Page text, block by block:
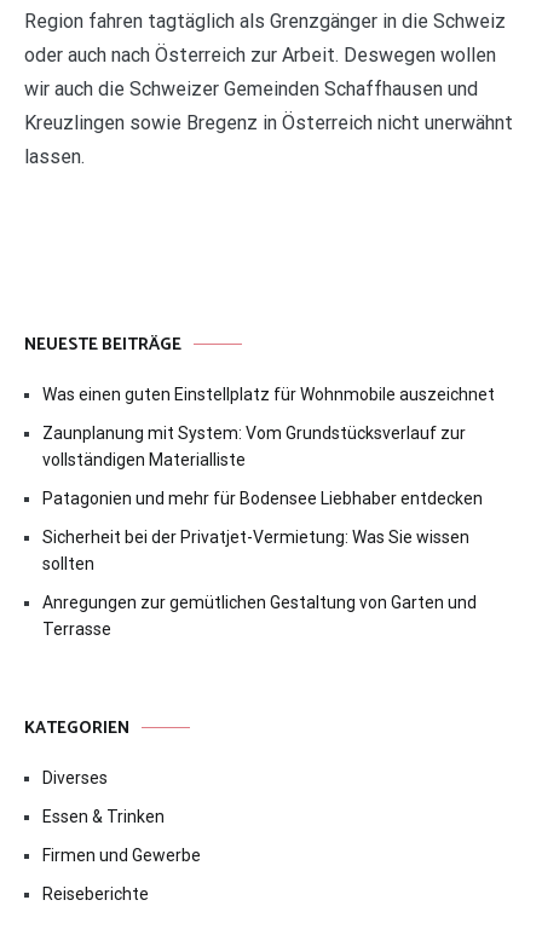
Region fahren tagtäglich als Grenzgänger in die Schweiz
oder auch nach Österreich zur Arbeit. Deswegen wollen
wir auch die Schweizer Gemeinden Schaffhausen und
Kreuzlingen sowie Bregenz in Österreich nicht unerwähnt
lassen.
NEUESTE BEITRÄGE
Was einen guten Einstellplatz für Wohnmobile auszeichnet
Zaunplanung mit System: Vom Grundstücksverlauf zur
vollständigen Materialliste
Patagonien und mehr für Bodensee Liebhaber entdecken
Sicherheit bei der Privatjet-Vermietung: Was Sie wissen
sollten
Anregungen zur gemütlichen Gestaltung von Garten und
Terrasse
KATEGORIEN
Diverses
Essen & Trinken
Firmen und Gewerbe
Reiseberichte